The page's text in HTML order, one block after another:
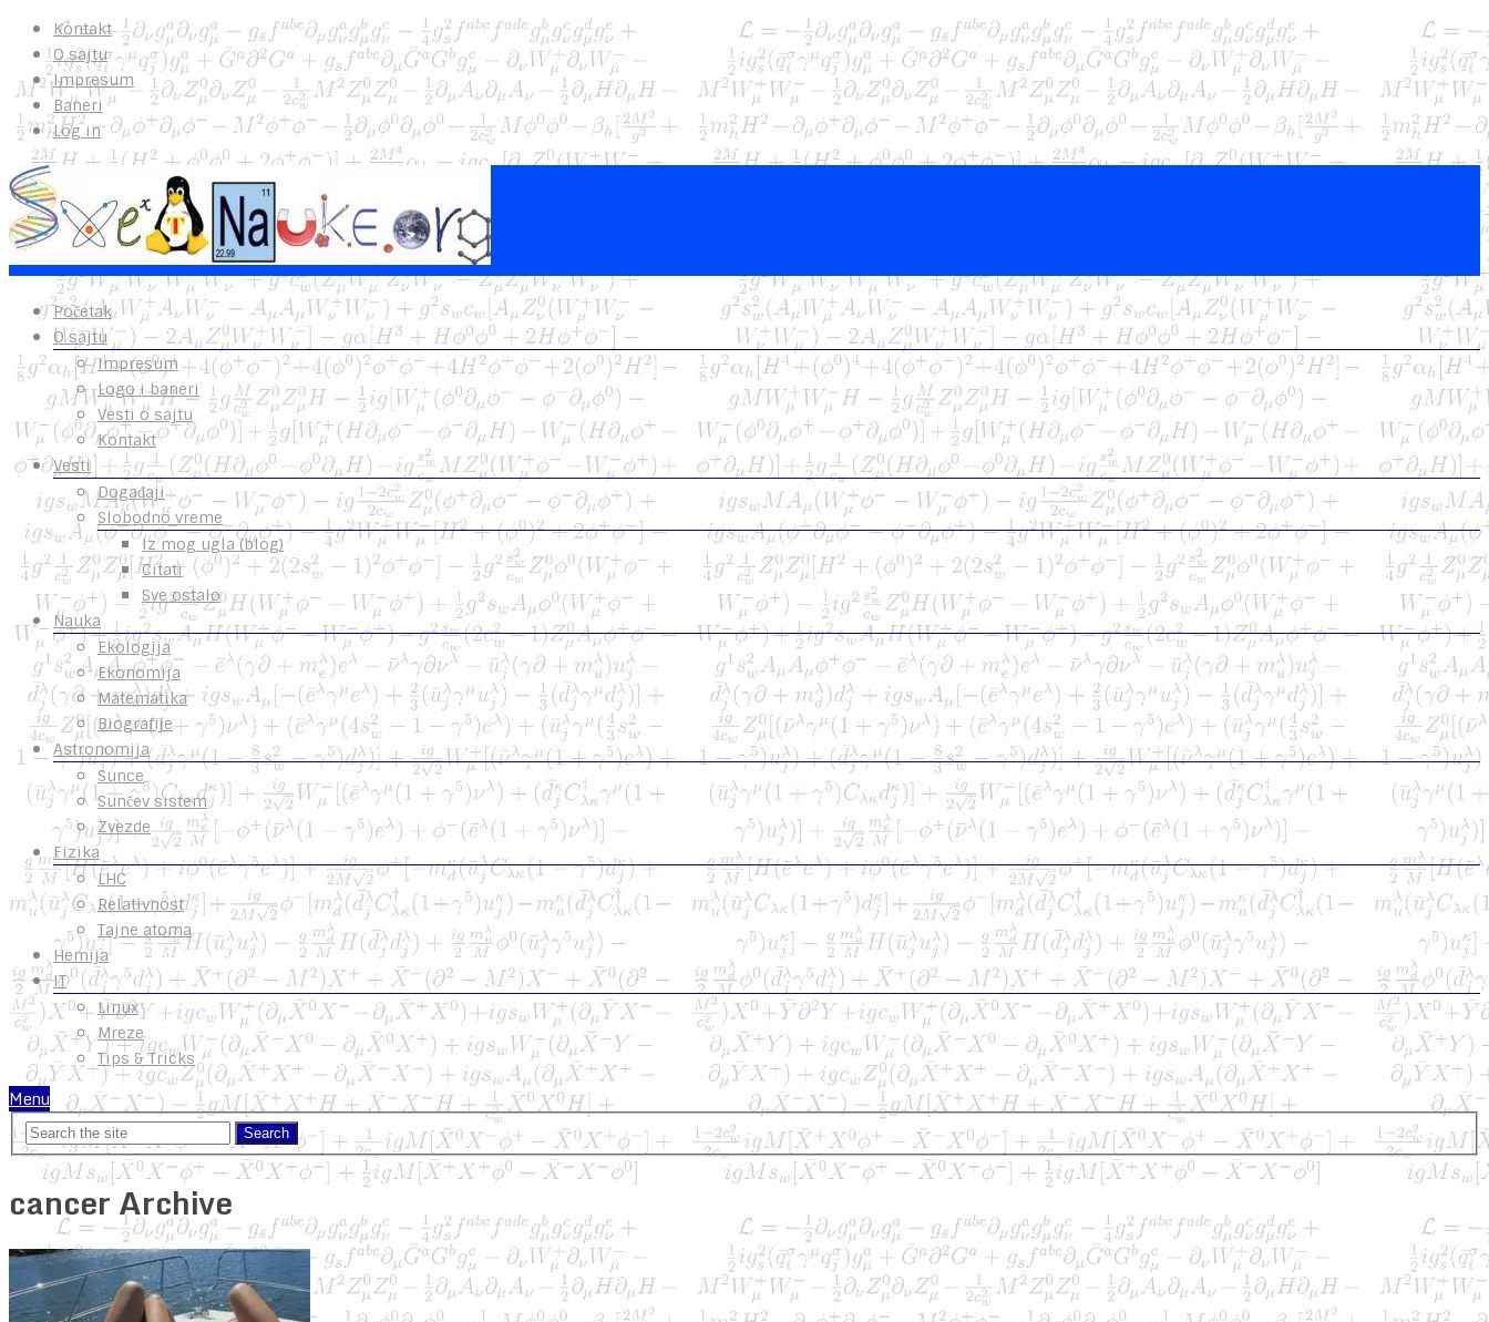
Kontakt
O sajtu
Impresum
Baneri
Log in
Početak
O sajtu
Impresum
Logo i baneri
Vesti o sajtu
Kontakt
Vesti
Događaji
Slobodno vreme
Iz mog ugla (blog)
Citati
Sve ostalo
Nauka
Ekologija
Ekonomija
Matematika
Biografije
Astronomija
Sunce
Sunčev sistem
Zvezde
Fizika
LHC
Relativnost
Tajne atoma
Hemija
IT
Linux
Mreze
Tips & Tricks
Menu
cancer Archive